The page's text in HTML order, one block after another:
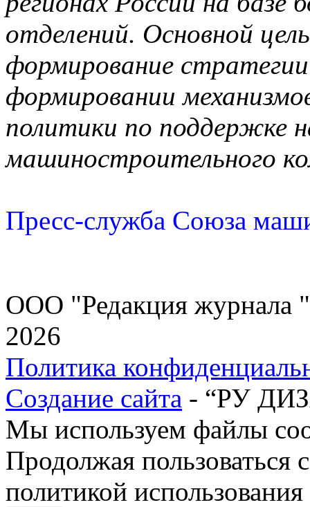
отделений. Основной
формирование
формировании
политики по поддержке
машиностроительного
Пресс-служба Союза
ООО "Редакция журнала
2026
Политика
Создание сайта - “РУ
Мы используем файлы
Продолжая пользоваться
политикой